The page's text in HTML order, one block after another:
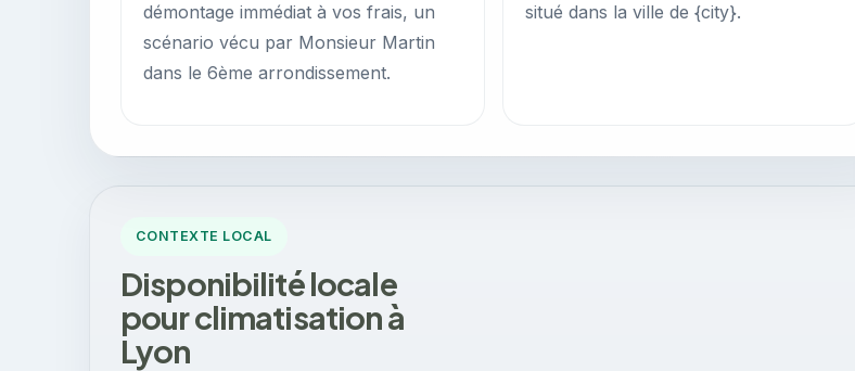
CONTEXTE LOCAL
Disponibilité locale
pour climatisation à
Lyon
démontage immédiat à vos frais, un
scénario vécu par Monsieur Martin
dans le 6ème arrondissement.
situé dans la ville de {city}.